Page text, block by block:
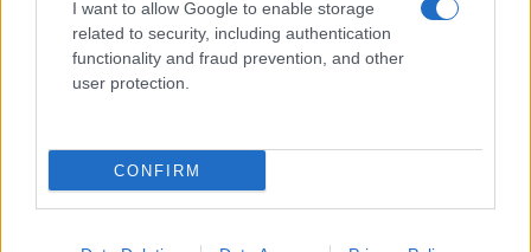
I want to allow Google to enable storage
related to security, including authentication
functionality and fraud prevention, and other
user protection.
CONFIRM
Aforismi .meglio.it è l'archivio web dedicato a frasi,
aforismi e citazioni più grande del web (137.901 frasi in
database) • ©2005-2025 • La riproduzione dei testi è
consentita citando la fonte secondo la Licenza
il sito ricava una commissione sugli acquisti idonei. •
Contatti